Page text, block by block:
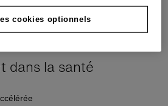
du
dans la santé
cookies optionnels